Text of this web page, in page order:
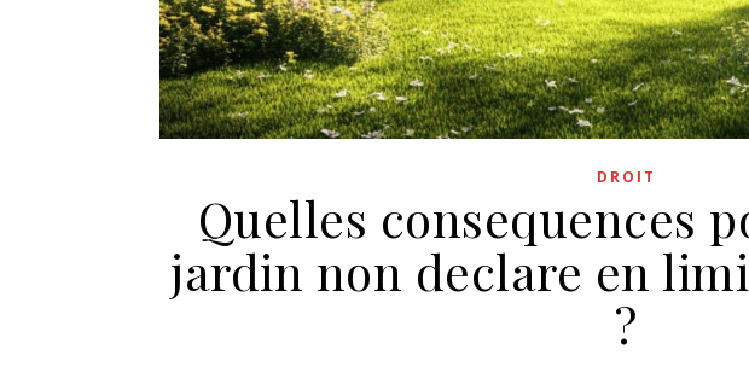
DROIT
Quelles consequences
jardin non declare en
?